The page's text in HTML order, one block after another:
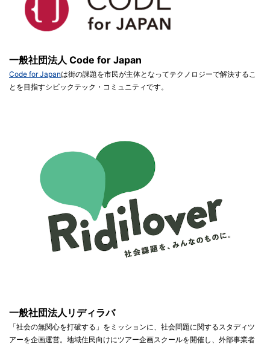
一般社団法人 Code for Japan
Code for Japanは街の課題を市民が主体となってテクノロジーで解決するこ
とを目指すシビックテック・コミュニティです。
一般社団法人リディラバ
「社会の無関心を打破する」をミッションに、社会問題に関するスタディツ
アーを企画運営。地域住民向けにツアー企画スクールを開催し、外部事業者